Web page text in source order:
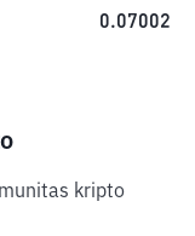
0.07002
kripto